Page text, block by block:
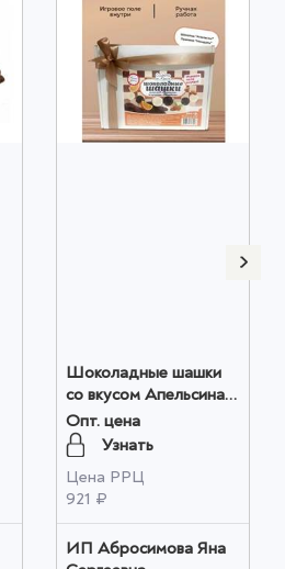
Шоколадные шашки
со вкусом Апельсина и
Миндаля! 200 гр
оптом
Опт. цена
Узнать
Цена РРЦ
921 ₽
ИП Абросимова Яна